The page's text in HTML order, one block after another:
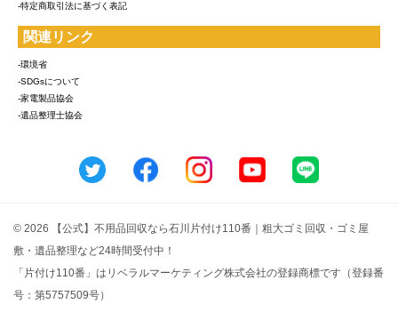
-特定商取引法に基づく表記
関連リンク
-環境省
-SDGsについて
-家電製品協会
-遺品整理士協会
© 2026 【公式】不用品回収なら石川片付け110番｜粗大ゴミ回収・ゴミ屋
敷・遺品整理など24時間受付中！
「片付け110番」はリベラルマーケティング株式会社の登録商標です（登録番
号：第5757509号）